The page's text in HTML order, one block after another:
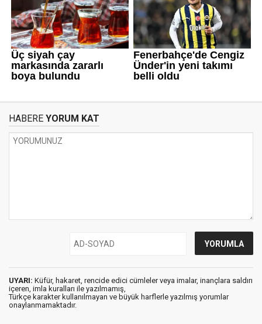
HABERE YORUM KAT
UYARI: Küfür, hakaret, rencide edici cümleler veya imalar, inançlara saldırı
içeren, imla kuralları ile yazılmamış,
Türkçe karakter kullanılmayan ve büyük harflerle yazılmış yorumlar
onaylanmamaktadır.